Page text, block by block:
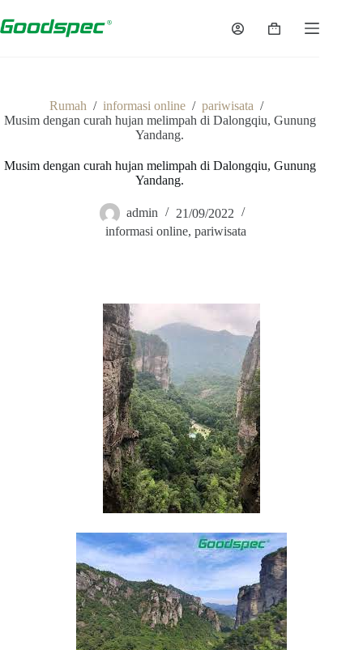
Rumah / informasi online / pariwisata /
Musim dengan curah hujan melimpah di Dalongqiu, Gunung
Yandang.
Musim dengan curah hujan melimpah di Dalongqiu, Gunung
Yandang.
admin
21/09/2022
informasi online,pariwisata